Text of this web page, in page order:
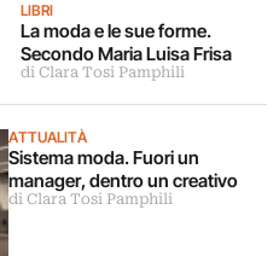
LIBRI
La moda e le sue forme.
Secondo Maria Luisa Frisa
di Clara Tosi Pamphili
ATTUALITÀ
Sistema moda. Fuori un
manager, dentro un creativo
di Clara Tosi Pamphili